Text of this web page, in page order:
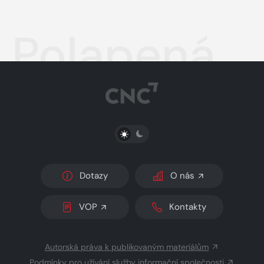
Polapená
PŘEPNOUT SVĚTLÝ/TMAVÝ REŽIM
Dotazy O nás
VOP Kontakty
Autorská práva k publikovaným materiálům